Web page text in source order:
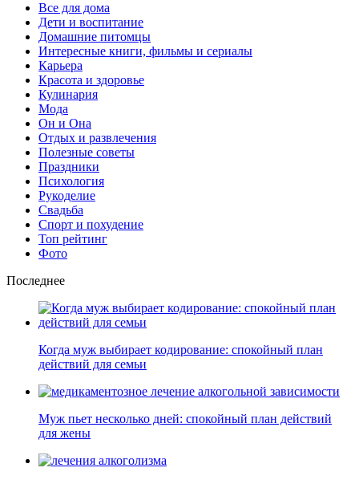
Все для дома
Дети и воспитание
Домашние питомцы
Интересные книги, фильмы и сериалы
Карьера
Красота и здоровье
Кулинария
Мода
Он и Она
Отдых и развлечения
Полезные советы
Праздники
Психология
Рукоделие
Свадьба
Спорт и похудение
Топ рейтинг
Фото
Последнее
Когда муж выбирает кодирование: спокойный план
действий для семьи
Муж пьет несколько дней: спокойный план действий
для жены